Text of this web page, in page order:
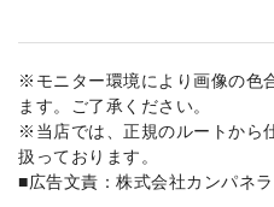
※モニター環境により画像の色
ます。ご了承ください。
※当店では、正規のルートから
扱っております。
■広告文責：株式会社カンパネラ